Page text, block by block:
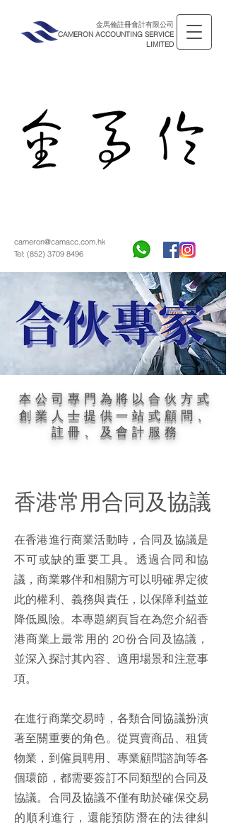
金馬倫註冊會計有限公司
CAMERON ACCOUNTING SERVICE
LIMITED
Tel: (852) 3709 8496
cameron@camacc.com.hk
本公司專門為將以合伙方式
創業人士提供一站式顧問、
註冊、及會計服務
在香港進行商業活動時，合同及協議是
不可或缺的重要工具。透過合同和協
議，商業夥伴和相關方可以明確界定彼
此的權利、義務與責任，以保障利益並
降低風險。本專題網頁旨在為您介紹香
港商業上最常用的 20份合同及協議，
並深入探討其內容、適用場景和注意事
項。
在進行商業交易時，各類合同協議扮演
著至關重要的角色。從買賣商品、租賃
物業，到僱員聘用、專業顧問諮詢等各
個環節，都需要簽訂不同類型的合同及
協議。合同及協議不僅有助於確保交易
的順利進行，還能預防潛在的法律糾
香港常用合同及協議